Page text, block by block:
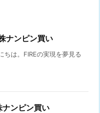
ナンピン買い
ちは。FIREの実現を夢見る
ンピン買い